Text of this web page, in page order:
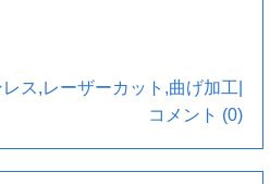
ス,レーザーカット ,曲げ加工
コメント (0)